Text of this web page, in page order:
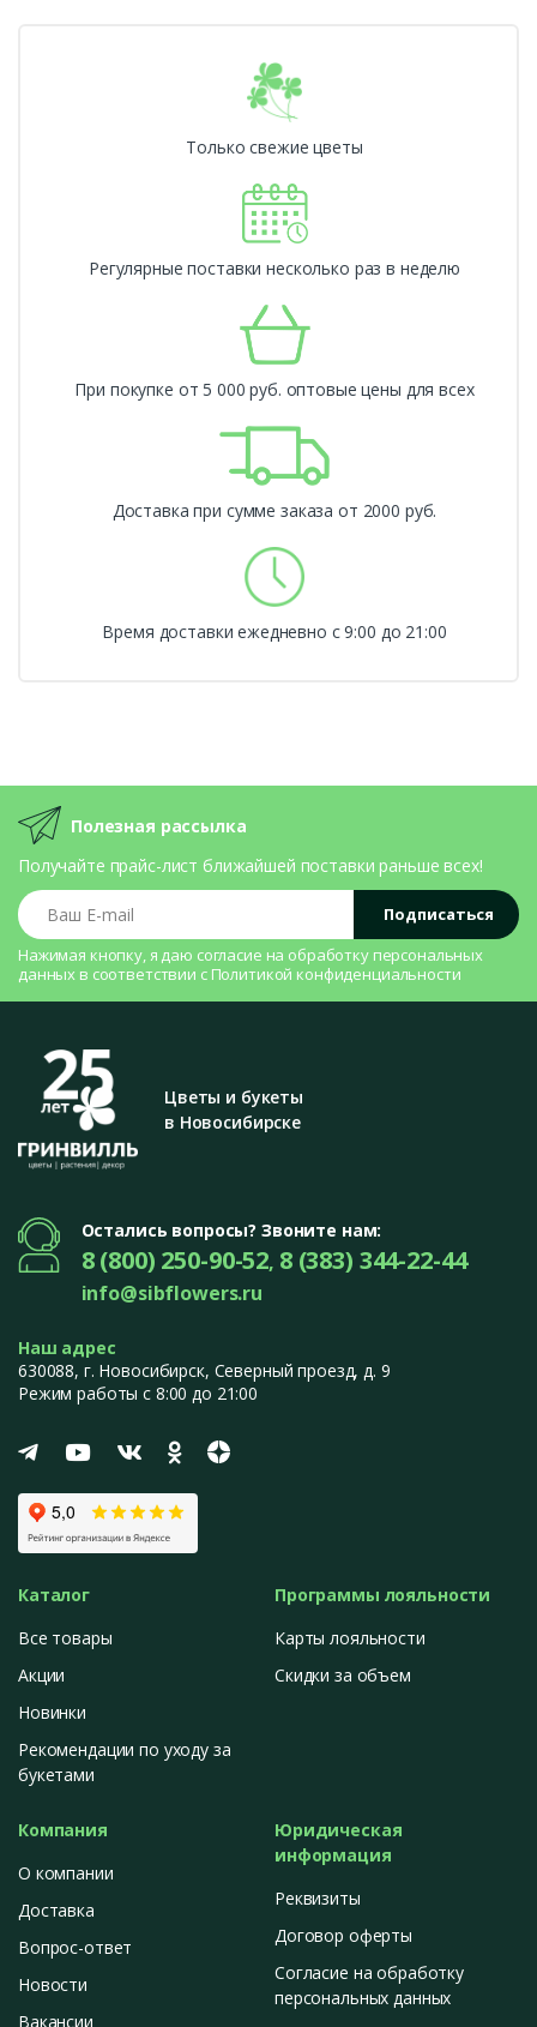
Только свежие цветы
Регулярные поставки несколько раз в неделю
При покупке от 5 000 руб. оптовые цены для всех
Доставка при сумме заказа от 2000 руб.
Время доставки ежедневно с 9:00 до 21:00
Полезная рассылка
Получайте прайс-лист ближайшей поставки раньше всех!
Ваш E-mail
Подписаться
Нажимая кнопку, я даю согласие на обработку персональных
данных в соответствии с Политикой конфиденциальности
Цветы и букеты
в Новосибирске
Остались вопросы? Звоните нам:
8 (800) 250-90-52, 8 (383) 344-22-44
info@sibflowers.ru
Наш адрес
630088, г. Новосибирск, Северный проезд, д. 9
Режим работы с 8:00 до 21:00
Каталог
Все товары
Акции
Новинки
Рекомендации по уходу за
букетами
Программы лояльности
Карты лояльности
Скидки за объем
Компания
О компании
Доставка
Вопрос-ответ
Новости
Вакансии
Юридическая
информация
Реквизиты
Договор оферты
Согласие на обработку
персональных данных